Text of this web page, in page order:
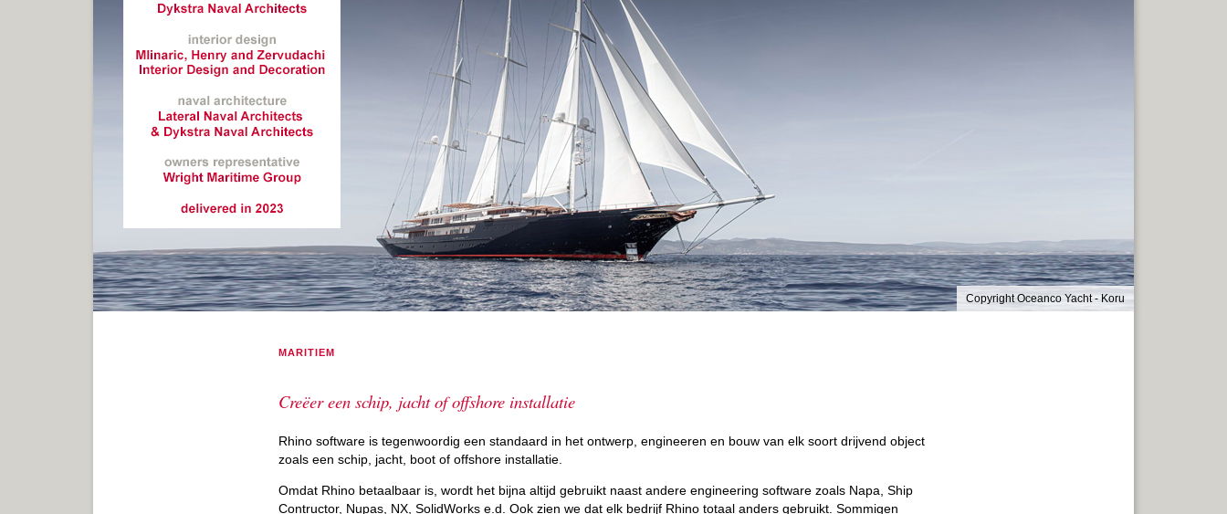
Copyright Oceanco Yacht - Koru
MARITIEM
Creëer een schip, jacht of offshore installatie
Rhino software is tegenwoordig een standaard in het ontwerp, engineeren en bouw van elk soort drijvend object
zoals een schip, jacht, boot of offshore installatie.
Omdat Rhino betaalbaar is, wordt het bijna altijd gebruikt naast andere engineering software zoals Napa, Ship
Contructor, Nupas, NX, SolidWorks e.d. Ook zien we dat elk bedrijf Rhino totaal anders gebruikt. Sommigen